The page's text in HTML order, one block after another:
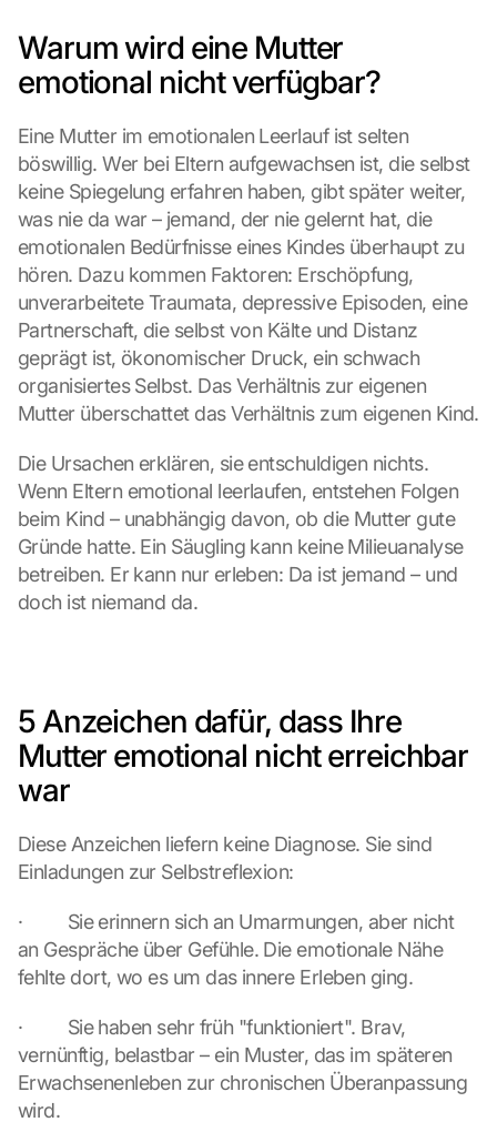
Warum wird eine Mutter
emotional nicht verfügbar?
Eine Mutter im emotionalen Leerlauf ist selten
böswillig. Wer bei Eltern aufgewachsen ist, die selbst
keine Spiegelung erfahren haben, gibt später weiter,
was nie da war – jemand, der nie gelernt hat, die
emotionalen Bedürfnisse eines Kindes überhaupt zu
hören. Dazu kommen Faktoren: Erschöpfung,
unverarbeitete Traumata, depressive Episoden, eine
Partnerschaft, die selbst von Kälte und Distanz
geprägt ist, ökonomischer Druck, ein schwach
organisiertes Selbst. Das Verhältnis zur eigenen
Mutter überschattet das Verhältnis zum eigenen Kind.
Die Ursachen erklären, sie entschuldigen nichts.
Wenn Eltern emotional leerlaufen, entstehen Folgen
beim Kind – unabhängig davon, ob die Mutter gute
Gründe hatte. Ein Säugling kann keine Milieuanalyse
betreiben. Er kann nur erleben: Da ist jemand – und
doch ist niemand da.
5 Anzeichen dafür, dass Ihre
Mutter emotional nicht erreichbar
war
Diese Anzeichen liefern keine Diagnose. Sie sind
Einladungen zur Selbstreflexion:
·         Sie erinnern sich an Umarmungen, aber nicht
an Gespräche über Gefühle. Die emotionale Nähe
fehlte dort, wo es um das innere Erleben ging.
·         Sie haben sehr früh "funktioniert". Brav,
vernünftig, belastbar – ein Muster, das im späteren
Erwachsenenleben zur chronischen Überanpassung
wird.